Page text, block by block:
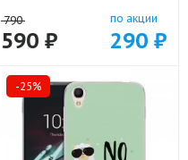
790
590 ₽
по акции
290 ₽
-25%